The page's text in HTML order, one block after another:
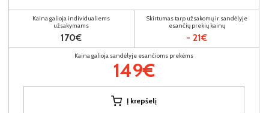
Kaina galioja individualiems
užsakymams
170€
Skirtumas tarp užsakomų ir sandėlyje
esančių prekių kainų
- 21€
Kaina galioja sandėlyje esančioms prekėms
149€
Į krepšelį